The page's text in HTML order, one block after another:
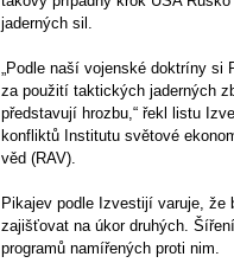
jaderných sil.
„Podle naší vojenské doktríny si
za použití taktických jaderných
představují hrozbu,“ řekl listu
konfliktů Institutu světové
věd (RAV).
Pikajev podle Izvestijí varuje, že
zajišťovat na úkor druhých.
programů namířených proti nim.